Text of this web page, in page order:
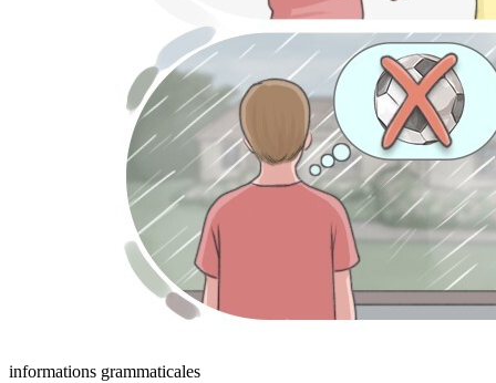
informations grammaticales